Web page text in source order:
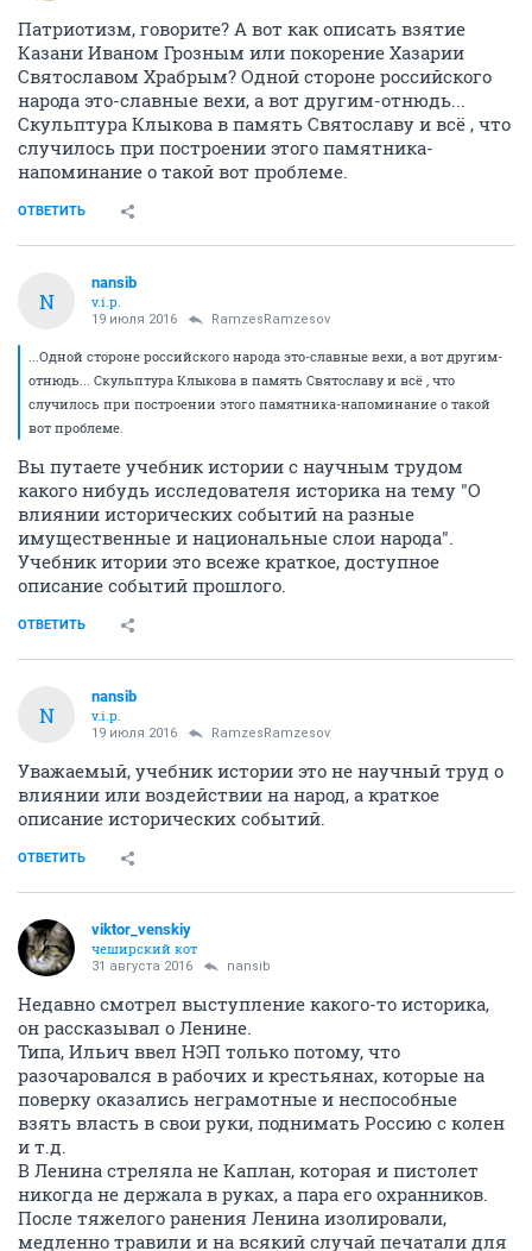
Патриотизм, говорите? А вот как описать взятие
Казани Иваном Грозным или покорение Хазарии
Святославом Храбрым? Одной стороне российского
народа это-славные вехи, а вот другим-отнюдь...
Скульптура Клыкова в память Святославу и всё , что
случилось при построении этого памятника-
напоминание о такой вот проблеме.
ОТВЕТИТЬ
N
nansib
v.i.p.
19 июля 2016 RamzesRamzesov
...Одной стороне российского народа это-славные вехи, а вот другим-
отнюдь... Скульптура Клыкова в память Святославу и всё , что
случилось при построении этого памятника-напоминание о такой
вот проблеме.
Вы путаете учебник истории с научным трудом
какого нибудь исследователя историка на тему "О
влиянии исторических событий на разные
имущественные и национальные слои народа".
Учебник итории это всеже краткое, доступное
описание событий прошлого.
ОТВЕТИТЬ
N
nansib
v.i.p.
19 июля 2016 RamzesRamzesov
Уважаемый, учебник истории это не научный труд о
влиянии или воздействии на народ, а краткое
описание исторических событий.
ОТВЕТИТЬ
viktor_venskiy
чеширский кот
31 августа 2016 nansib
Недавно смотрел выступление какого-то историка,
он рассказывал о Ленине.
Типа, Ильич ввел НЭП только потому, что
разочаровался в рабочих и крестьянах, которые на
поверку оказались неграмотные и неспособные
взять власть в свои руки, поднимать Россию с колен
и т.д.
В Ленина стреляла не Каплан, которая и пистолет
никогда не держала в руках, а пара его охранников.
После тяжелого ранения Ленина изолировали,
медленно травили и на всякий случай печатали для